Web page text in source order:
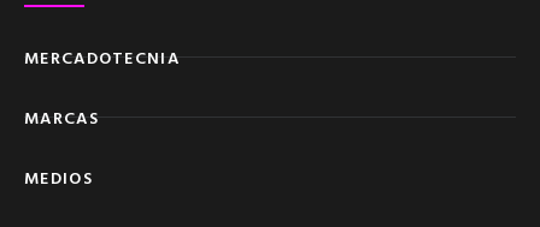
MERCADOTECNIA
MARCAS
MEDIOS